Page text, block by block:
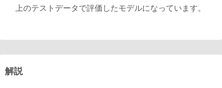
上のテストデータで評価したモデルになっています。
解説